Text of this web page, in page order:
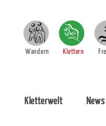
Wandern Klettern
Kletterwelt News